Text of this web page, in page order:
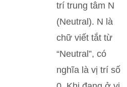
trí trung tâm N
(Neutral). N là
chữ viết tắt từ
“Neutral”, có
nghĩa là vị trí số